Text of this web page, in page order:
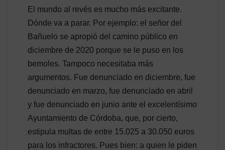
El mundo al revés es mucho más excitante.
Dónde va a parar. Por ejemplo: el señor del
Bañuelo se apropió del camino público en
diciembre de 2020 porque se le puso en los
bemoles. Tampoco necesitaba más
argumentos. Fue denunciado en diciembre, fue
denunciado en marzo, fue denunciado en abril
y fue denunciado en junio ante el excelentísimo
Ayuntamiento de Córdoba, que, por cierto,
estipula multas de entre 15.025 a 30.050 euros
para los infractores. Pues bien: a quien le piden